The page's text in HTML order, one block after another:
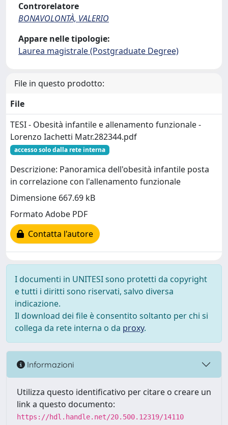
Controrelatore
BONAVOLONTÀ, VALERIO
Appare nelle tipologie:
Laurea magistrale (Postgraduate Degree)
File in questo prodotto:
File
TESI - Obesità infantile e allenamento funzionale -
Lorenzo Iachetti Matr.282344.pdf
accesso solo dalla rete interna
Descrizione: Panoramica dell'obesità infantile posta
in correlazione con l'allenamento funzionale
Dimensione 667.69 kB
Formato Adobe PDF
Contatta l'autore
I documenti in UNITESI sono protetti da copyright
e tutti i diritti sono riservati, salvo diversa
indicazione.
Il download dei file è consentito soltanto per chi si
collega da rete interna o da proxy.
Informazioni
Utilizza questo identificativo per citare o creare un
link a questo documento:
https://hdl.handle.net/20.500.12319/14110